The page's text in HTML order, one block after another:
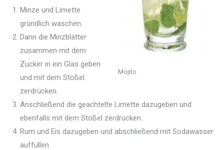
Mojito
Minze und Limette
gründlich waschen.
Dann die Minzblätter
zusammen mit dem
Zucker in ein Glas geben
und mit dem Stößel
zerdrücken.
Anschließend die geachtelte Limette dazugeben und
ebenfalls mit dem Stößel zerdrücken.
Rum und Eis dazugeben und abschließend mit Sodawasser
auffüllen.